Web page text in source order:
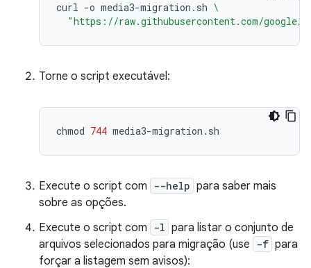
curl -o media3-migration.sh \
"https://raw.githubusercontent.com/google/
Torne o script executável:
chmod 744
Execute o script com --help para saber mais
sobre as opções.
Execute o script com
-l para listar o conjunto de
arquivos selecionados para migração (use
-f para
forçar a listagem sem avisos):